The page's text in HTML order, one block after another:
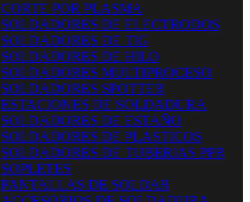
CORTE POR PLASMA
SOLDADORES DE ELECTRODOS
SOLDADORES DE TIG
SOLDADORES DE HILO
SOLDADORES MULTIPROCESO
SOLDADORES SPOTTER
ESTACIONES DE SOLDADURA
SOLDADORES DE ESTAÑO
SOLDADORES DE PLASTICOS
SOLDADORES DE TUBERIAS PPR
SOPLETES
PANTALLAS DE SOLDAR